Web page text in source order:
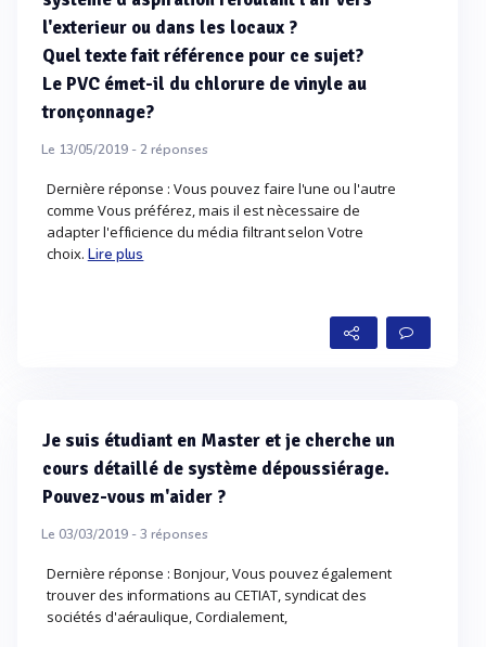
l'exterieur ou dans les locaux ?
Quel texte fait référence pour ce sujet?
Le PVC émet-il du chlorure de vinyle au
tronçonnage?
Le 13/05/2019 -2réponses
Dernière réponse : Vous pouvez faire l'une ou l'autre
comme Vous préférez, mais il est nècessaire de
adapter l'efficience du média filtrant selon Votre
choix. Lire plus
Je suis étudiant en Master et je cherche un
cours détaillé de système dépoussiérage.
Pouvez-vous m'aider ?
Le 03/03/2019 -3 réponses
Dernière réponse : Bonjour, Vous pouvez également
trouver des informations au CETIAT, syndicat des
sociétés d'aéraulique, Cordialement,